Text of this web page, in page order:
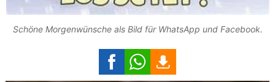
Schöne Morgenwünsche als Bild für WhatsApp und Facebook.